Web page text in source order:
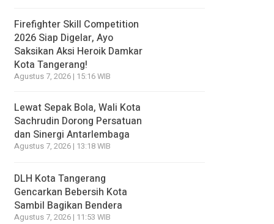
Firefighter Skill Competition
2026 Siap Digelar, Ayo
Saksikan Aksi Heroik Damkar
Kota Tangerang!
Agustus 7, 2026 | 15:16 WIB
Lewat Sepak Bola, Wali Kota
Sachrudin Dorong Persatuan
dan Sinergi Antarlembaga
Agustus 7, 2026 | 13:18 WIB
DLH Kota Tangerang
Gencarkan Bebersih Kota
Sambil Bagikan Bendera
Agustus 7, 2026 | 11:53 WIB